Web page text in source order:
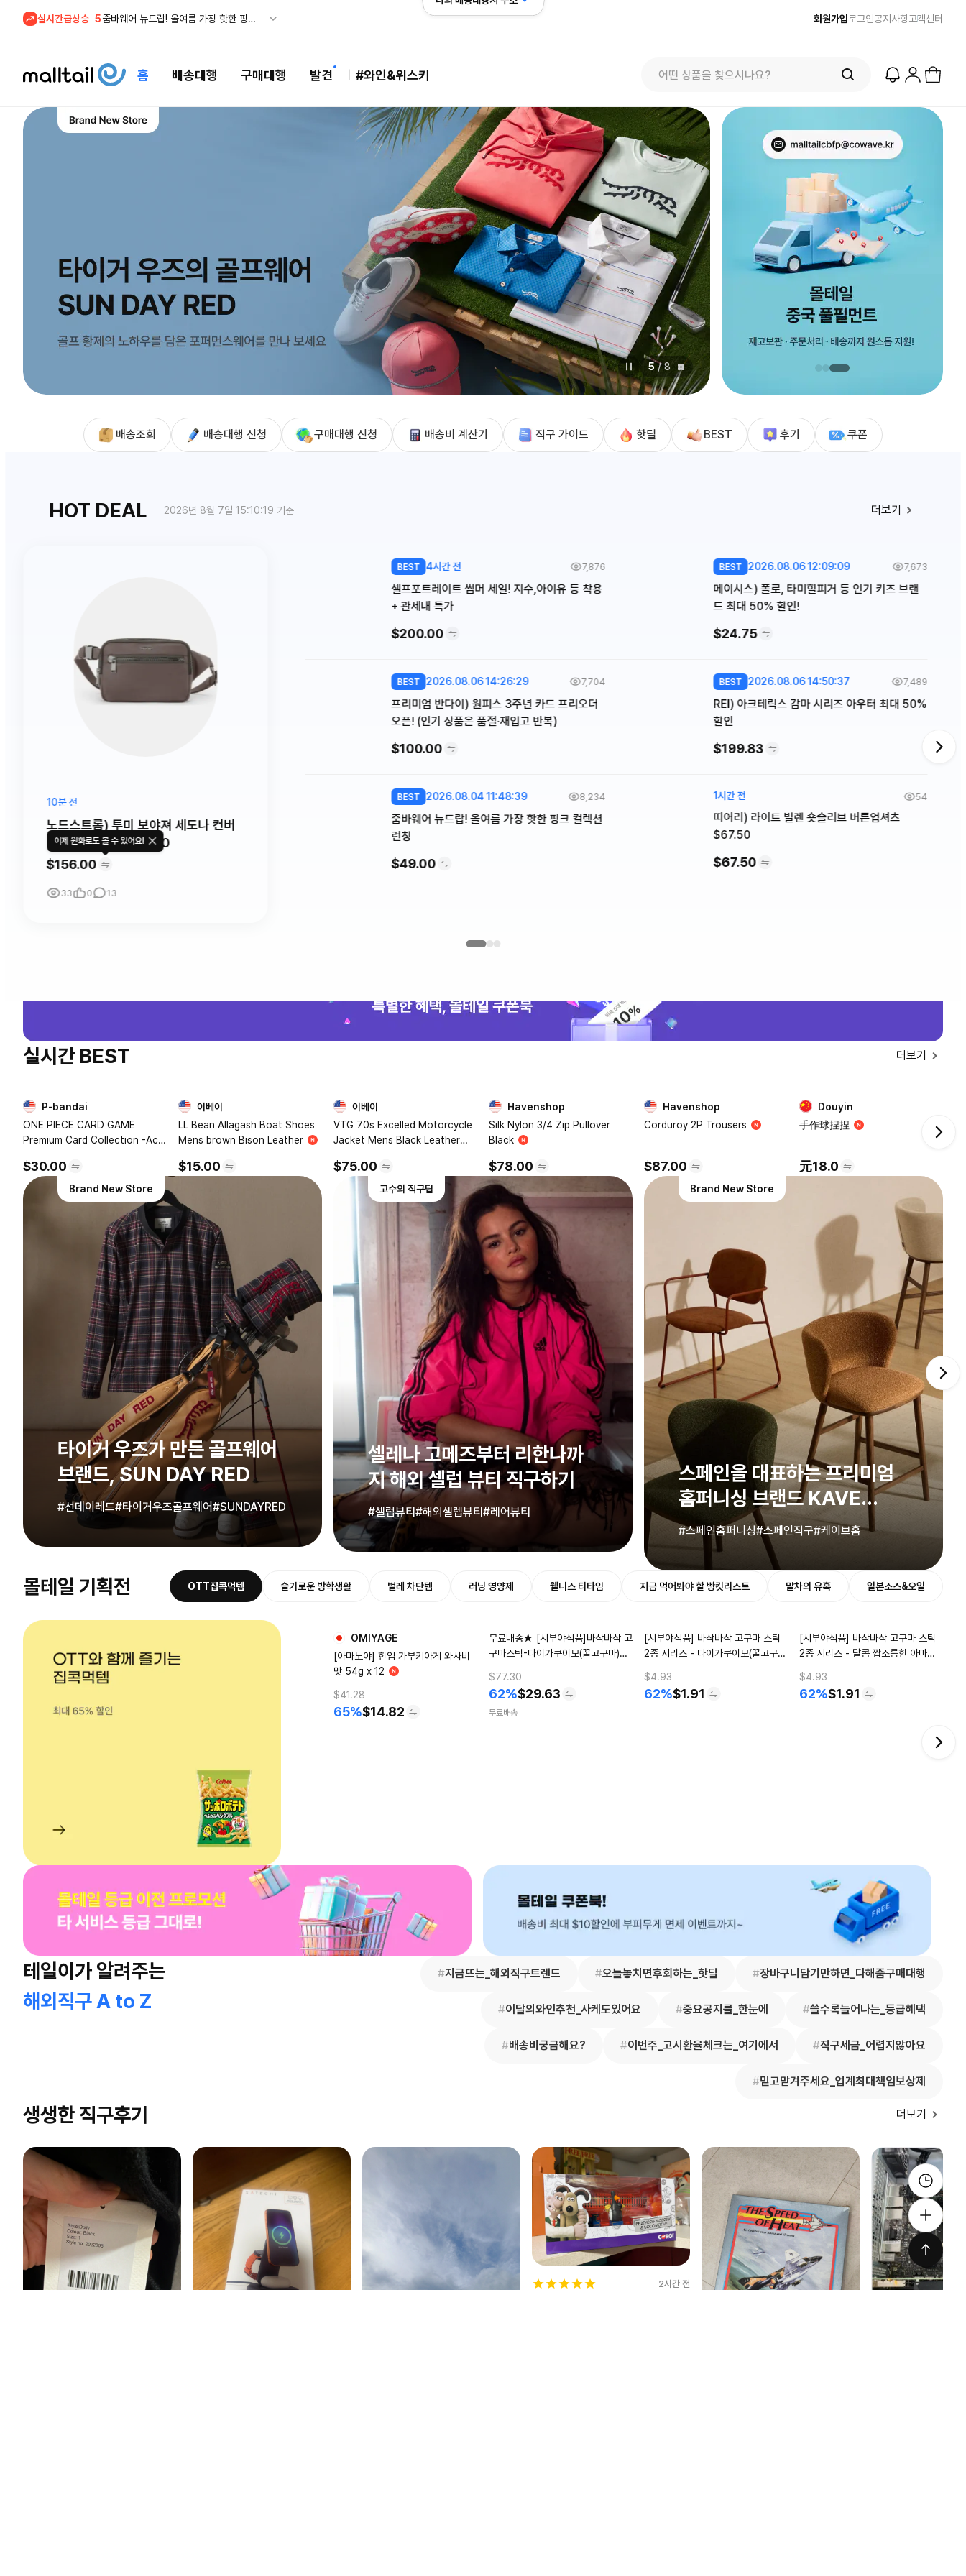
실시간급상승 5
줌바웨어 뉴드랍! 올여름 가장 핫한 핑크 컬렉션 런칭
회원가입로그인공지사항고객센터
홈 배송대행 구매대행 발견 #와인&위스키
5 / 8
배송조회 배송대행 신청 구매대행 신청 배송비 계산기 직구 가이드 핫딜 BEST 후기 쿠폰
HOT DEAL 2026년 8월 7일 15:10:19 기준 더보기
10분 전
노드스트롬) 투미 보야져 세도나 컨버
터블 크로스백 $156.00
$156.00
이제 원화로도 볼 수 있어요!
33 0 13
BEST 4시간 전
셀프포트레이트 썸머 세일! 지수,아이유 등 착용
+ 관세내 특가
$200.00
7,876 BEST 2026.08.06 12:09:09
메이시스) 폴로, 타미힐피거 등 인기 키즈 브랜
드 최대 50% 할인!
$24.75
7,673
BEST 2026.08.06 14:26:29
프리미엄 반다이) 원피스 3주년 카드 프리오더
오픈! (인기 상품은 품절·재입고 반복)
$100.00
7,704 BEST 2026.08.06 14:50:37
REI) 아크테릭스 감마 시리즈 아우터 최대 50%
할인
$199.83
7,489
BEST 2026.08.04 11:48:39
줌바웨어 뉴드랍! 올여름 가장 핫한 핑크 컬렉션
런칭
$49.00
8,234 1시간 전
띠어리) 라이트 빌렌 숏슬리브 버튼업셔츠
$67.50
$67.50
54
실시간 BEST 더보기
1P-bandai
ONE PIECE CARD GAME
Premium Card Collection -Ace
$30.00
2
이베이
LL Bean Allagash Boat Shoes
Mens brown Bison Leather
$15.00
3
이베이
VTG 70s Excelled Motorcycle
Jacket Mens Black Leather
$75.00
4Havenshop
Silk Nylon 3/4 Zip Pullover
Black
$78.00
5Havenshop
Corduroy 2P Trousers
$87.00
6Douyin
手作球捏捏
元18.0
Brand New Store
타이거 우즈가 만든 골프웨어
브랜드, SUN DAY RED
#선데이레드#타이거우즈골프웨어#SUNDAYRED
고수의 직구팁
셀레나 고메즈부터 리한나까
지 해외 셀럽 뷰티 직구하기
#셀럽뷰티#해외셀렙뷰티 #레어뷰티
Brand New Store
스페인을 대표하는 프리미엄
홈퍼니싱 브랜드 KAVE
HOME
#스페인홈퍼니싱#스페인직구#케이브홈
몰테일 기획전 OTT집콕먹템 슬기로운 방학생활 벌레 차단템 러닝 영양제 웰니스 티타임 지금 먹어봐야 할 빵킷리스트 말차의 유혹 일본소스&오일
OMIYAGE
[아마노야] 한입 가부키아게 와사비
맛 54g x 12
$41.28
65%$14.82
무료배송★ [시부야식품]바삭바삭 고
구마스틱-다이가쿠이모(꿀고구마)맛
$77.30
62%$29.63
무료배송
[시부야식품] 바삭바삭 고구마 스틱
2종 시리즈 - 다이가쿠이모(꿀고구
$4.93
62%$1.91
[시부야식품] 바삭바삭 고구마 스틱
2종 시리즈 - 달콤 짭조름한 아마시
$4.93
62%$1.91
테일이가 알려주는
해외직구 A to Z
#지금뜨는_해외직구트렌드 #오늘놓치면후회하는_핫딜 #장바구니담기만하면_다해줌구매대행
#이달의와인추천_사케도있어요 #중요공지를_한눈에 #쓸수록늘어나는_등급혜택
#배송비궁금해요? #이번주_고시환율체크는_여기에서 #직구세금_어렵지않아요
#믿고맡겨주세요_업계최대책임보상제
생생한 직구후기 더보기
2시간 전